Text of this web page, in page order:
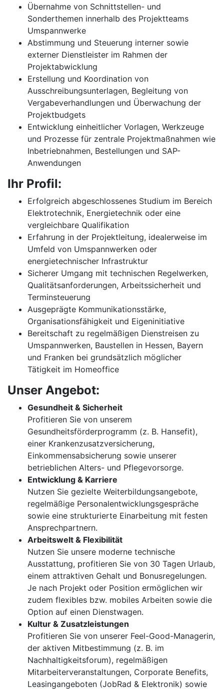
Übernahme von Schnittstellen- und
Sonderthemen innerhalb des Projektteams
Umspannwerke
Abstimmung und Steuerung interner sowie
externer Dienstleister im Rahmen der
Projektabwicklung
Erstellung und Koordination von
Ausschreibungsunterlagen, Begleitung von
Vergabeverhandlungen und Überwachung der
Projektbudgets
Entwicklung einheitlicher Vorlagen, Werkzeuge
und Prozesse für zentrale Projektmaßnahmen wie
Inbetriebnahmen, Bestellungen und SAP-
Anwendungen
Ihr Profil:
Erfolgreich abgeschlossenes Studium im Bereich
Elektrotechnik, Energietechnik oder eine
vergleichbare Qualifikation
Erfahrung in der Projektleitung, idealerweise im
Umfeld von Umspannwerken oder
energietechnischer Infrastruktur
Sicherer Umgang mit technischen Regelwerken,
Qualitätsanforderungen, Arbeitssicherheit und
Terminsteuerung
Ausgeprägte Kommunikationsstärke,
Organisationsfähigkeit und Eigeninitiative
Bereitschaft zu regelmäßigen Dienstreisen zu
Umspannwerken, Baustellen in Hessen, Bayern
und Franken bei grundsätzlich möglicher
Tätigkeit im Homeoffice
Unser Angebot:
Gesundheit & Sicherheit
Profitieren Sie von unserem
Gesundheitsförderprogramm (z. B. Hansefit),
einer Krankenzusatzversicherung,
Einkommensabsicherung sowie unserer
betrieblichen Alters- und Pflegevorsorge.
Entwicklung & Karriere
Nutzen Sie gezielte Weiterbildungsangebote,
regelmäßige Personalentwicklungsgespräche
sowie eine strukturierte Einarbeitung mit festen
Ansprechpartnern.
Arbeitswelt & Flexibilität
Nutzen Sie unsere moderne technische
Ausstattung, profitieren Sie von 30 Tagen Urlaub,
einem attraktiven Gehalt und Bonusregelungen.
Je nach Projekt oder Position ermöglichen wir
zudem flexibles bzw. mobiles Arbeiten sowie die
Option auf einen Dienstwagen.
Kultur & Zusatzleistungen
Profitieren Sie von unserer Feel-Good-Managerin,
der aktiven Mitbestimmung (z. B. im
Nachhaltigkeitsforum), regelmäßigen
Mitarbeiterveranstaltungen, Corporate Benefits,
Leasingangeboten (JobRad & Elektronik) sowie